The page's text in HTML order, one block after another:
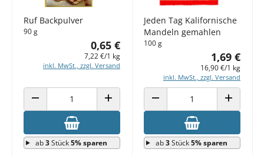
Ruf Backpulver
90 g
0,65 €
7,22 €/1 kg
inkl. MwSt., zzgl. Versand
ANZAHL VERRINGERN ANZAHL ERHÖHEN
ab3Stück5% sparen
Jeden Tag Kalifornische
Mandeln gemahlen
100 g
1,69 €
16,90 €/1 kg
inkl. MwSt., zzgl. Versand
ANZAHL VERRINGERN ANZAHL
ab3Stück5% sparen